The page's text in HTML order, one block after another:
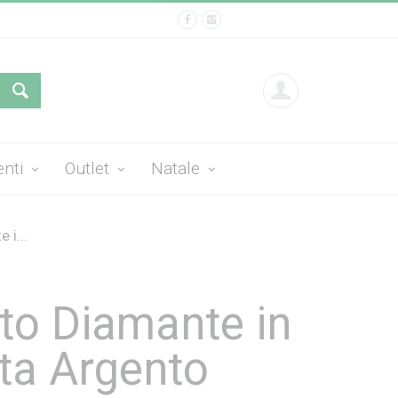
Outlet Natale
i...
Diamante in
Argento